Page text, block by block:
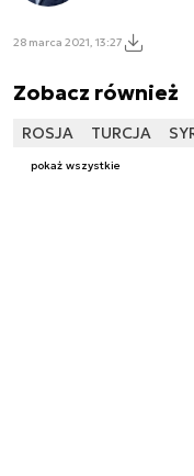
28 marca 2021, 13:27
Zobacz również
ROSJA TURCJA
pokaż wszystkie